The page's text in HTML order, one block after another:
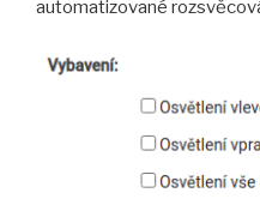
automatizované